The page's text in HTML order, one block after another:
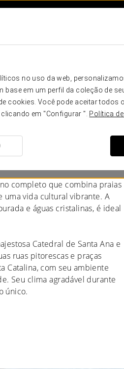
no uso da web,
em um perfil da coleção de
cookies. Você pode aceitar todos
em "Configurar ". Política
de Gran
completo que combina praias
uma vida cultural vibrante. A
e águas cristalinas, é ideal
Catedral de Santa Ana e
ruas pitorescas e praças
Catalina, com seu ambiente
Seu clima agradável durante
único.